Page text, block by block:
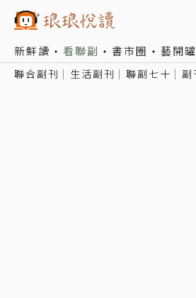
新鮮讀 看聯副 書市圈 藝開罐
聯合副刊 生活副刊 聯副七十 副